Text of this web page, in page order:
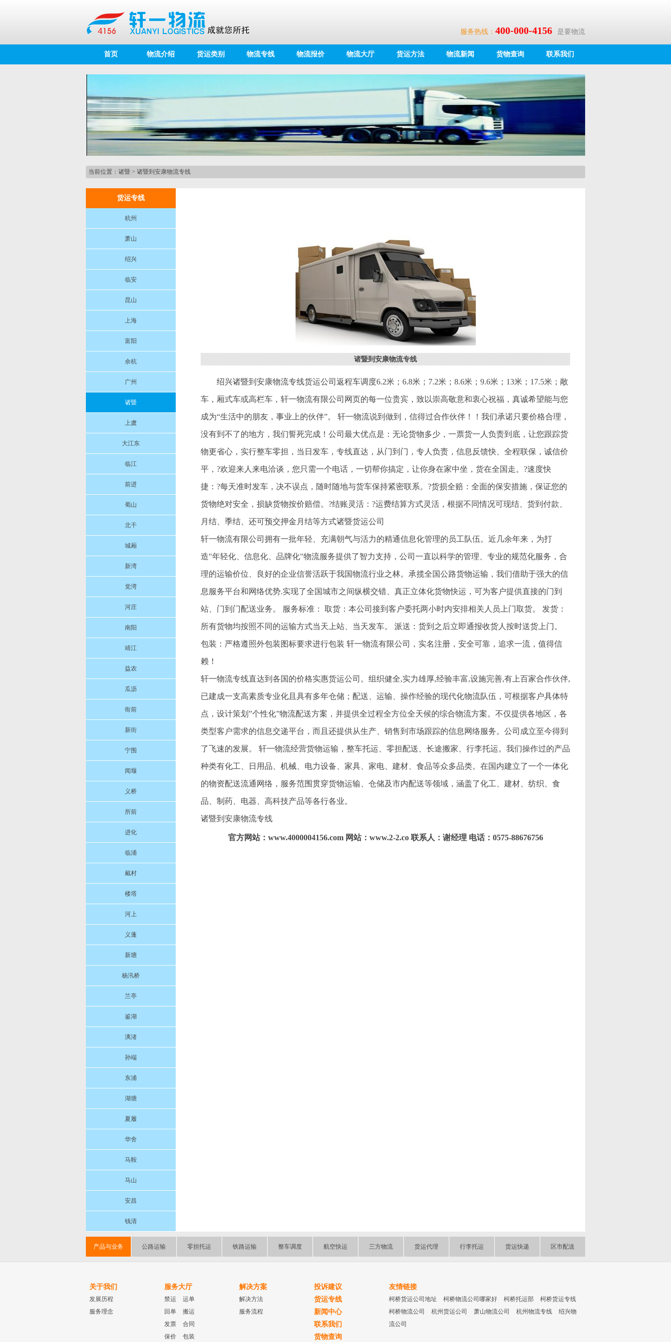
服务热线： 400-000-4156 是要物流
首页 物流介绍 货运类别 物流专线 物流报价 物流大厅 货运方法 物流新闻 货物查询 联系我们
当前位置： 诸暨 > 诸暨到安康物流专线
货运专线
杭州
萧山
绍兴
临安
昆山
上海
富阳
余杭
广州
诸暨
上虞
大江东
临江
前进
蜀山
北干
城厢
新湾
党湾
河庄
南阳
靖江
益农
瓜沥
衙前
新街
宁围
闻堰
义桥
所前
进化
临浦
戴村
楼塔
河上
义蓬
新塘
杨汛桥
兰亭
鉴湖
漓渚
孙端
东浦
湖塘
夏履
华舍
马鞍
马山
安昌
钱清
诸暨到安康物流专线
绍兴诸暨到安康物流专线货运公司返程车调度6.2米；6.8米；7.2米；8.6米；9.6米；13米；17.5米；敞
车，厢式车或高栏车，轩一物流有限公司网页的每一位贵宾，致以崇高敬意和衷心祝福，真诚希望能与您
成为“生活中的朋友，事业上的伙伴”。 轩一物流说到做到，信得过合作伙伴！！我们承诺只要价格合理，
没有到不了的地方，我们誓死完成！公司最大优点是：无论货物多少，一票货一人负责到底，让您跟踪货
物更省心，实行整车零担，当日发车，专线直达，从门到门，专人负责，信息反馈快、全程联保，诚信价
平，?欢迎来人来电洽谈，您只需一个电话，一切帮你搞定，让你身在家中坐，货在全国走。?速度快
捷：?每天准时发车，决不误点，随时随地与货车保持紧密联系。?货损全赔：全面的保安措施，保证您的
货物绝对安全，损缺货物按价赔偿。?结账灵活：?运费结算方式灵活，根据不同情况可现结、货到付款、
月结、季结、还可预交押金月结等方式诸暨货运公司
轩一物流有限公司拥有一批年轻、充满朝气与活力的精通信息化管理的员工队伍。近几余年来，为打
造"年轻化、信息化、品牌化"物流服务提供了智力支持，公司一直以科学的管理、专业的规范化服务，合
理的运输价位、良好的企业信誉活跃于我国物流行业之林。承揽全国公路货物运输，我们借助于强大的信
息服务平台和网络优势.实现了全国城市之间纵横交错、真正立体化货物快运，可为客户提供直接的门到
站、门到门配送业务。 服务标准： 取货：本公司接到客户委托两小时内安排相关人员上门取货。 发货：
所有货物均按照不同的运输方式当天上站、当天发车。 派送：货到之后立即通报收货人按时送货上门。
包装：严格遵照外包装图标要求进行包装 轩一物流有限公司，实名注册，安全可靠，追求一流，值得信
赖！
轩一物流专线直达到各国的价格实惠货运公司。组织健全,实力雄厚,经验丰富,设施完善,有上百家合作伙伴,
已建成一支高素质专业化且具有多年仓储；配送、运输、操作经验的现代化物流队伍，可根据客户具体特
点，设计策划”个性化”物流配送方案，并提供全过程全方位全天候的综合物流方案。不仅提供各地区，各
类型客户需求的信息交递平台，而且还提供从生产、销售到市场跟踪的信息网络服务。公司成立至今得到
了飞速的发展。 轩一物流经营货物运输，整车托运、零担配送、长途搬家、行李托运。我们操作过的产品
种类有化工、日用品、机械、电力设备、家具、家电、建材、食品等众多品类。在国内建立了一个一体化
的物资配送流通网络，服务范围贯穿货物运输、仓储及市内配送等领域，涵盖了化工、建材、纺织、食
品、制药、电器、高科技产品等各行各业。
诸暨到安康物流专线
官方网站：www.4000004156.com 网站：www.2-2.co 联系人：谢经理 电话：0575-88676756
产品与业务 公路运输 零担托运 铁路运输 整车调度 航空快运 三方物流 货运代理 行李托运 货运快递 区市配送
关于我们
发展历程
服务理念
服务大厅
禁运
运单
回单
搬运
发票
合同
保价
包装
解决方案
解决方法
服务流程
投诉建议
货运专线
新闻中心
联系我们
货物查询
友情链接
柯桥货运公司地址 柯桥物流公司哪家好 柯桥托运部
柯桥货运专线
柯桥物流公司
杭州货运公司 萧山物流公司 杭州物流专线
绍兴物
流公司